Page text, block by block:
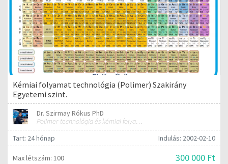
Kémiai folyamat technológia (Polimer) Szakirány
Egyetemi szint.
Dr. Szirmay Rókus PhD
Polimer-technológia és kémiai folyamat-technológia
Tart: 24 hónap
Indulás: 2002-02-10
Max létszám: 100 300 000 Ft